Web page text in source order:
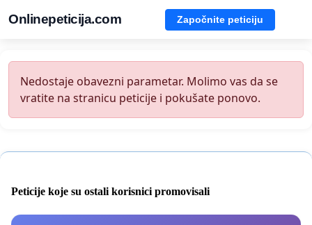
Onlinepeticija.com Započnite peticiju
Nedostaje obavezni parametar. Molimo vas da se
vratite na stranicu peticije i pokušate ponovo.
Peticije koje su ostali korisnici promovisali